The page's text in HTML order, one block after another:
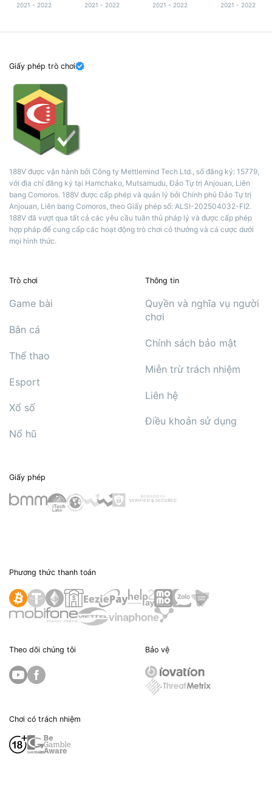
2021 - 2022 2021 - 2022 2021 - 2022 2021 - 2022
Giấy phép trò chơi
188V được vận hành bởi Công ty Mettlemind Tech Ltd., số đăng ký: 15779,
với địa chỉ đăng ký tại Hamchako, Mutsamudu, Đảo Tự trị Anjouan, Liên
bang Comoros. 188V được cấp phép và quản lý bởi Chính phủ Đảo Tự trị
Anjouan, Liên bang Comoros, theo Giấy phép số: ALSI-202504032-FI2.
188V đã vượt qua tất cả các yêu cầu tuân thủ pháp lý và được cấp phép
hợp pháp để cung cấp các hoạt động trò chơi có thưởng và cá cược dưới
mọi hình thức.
Trò chơi
Game bài
Bắn cá
Thể thao
Esport
Xổ số
Nổ hũ
Thông tin
Quyền và nghĩa vụ người
chơi
Chính sách bảo mật
Miễn trừ trách nhiệm
Liên hệ
Điều khoản sử dụng
Giấy phép
Phương thức thanh toán
Theo dõi chúng tôi Bảo vệ
Chơi có trách nhiệm